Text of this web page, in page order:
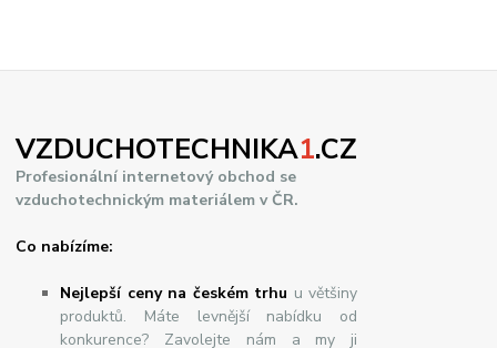
VZDUCHOTECHNIKA1.CZ
Profesionální internetový obchod se
vzduchotechnickým materiálem v ČR.
Co nabízíme:
Nejlepší ceny na českém trhu u většiny
produktů. Máte levnější nabídku od
konkurence? Zavolejte nám a my ji